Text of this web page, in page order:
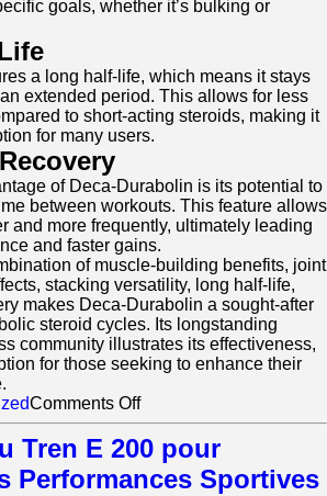
goals, whether it’s bulking or
a long half-life, which means it stays
extended period. This allows for less
to short-acting steroids, making it
for many users.
of Deca-Durabolin is its potential to
between workouts. This feature allows
and more frequently, ultimately leading
and faster gains.
of muscle-building benefits, joint
stacking versatility, long half-life,
makes Deca-Durabolin a sought-after
steroid cycles. Its longstanding
community illustrates its effectiveness,
for those seeking to enhance their
Comments Offon
The
Enduring
Popularity
of
Tren E 200 pour
Performances Sportives